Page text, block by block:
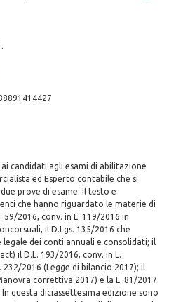
candidati agli esami di abilitazione
ed Esperto contabile che si
prove di esame. Il testo e
che hanno riguardato le materie di
59/2016, conv. in L. 119/2016 in
il D.Lgs. 135/2016 che
dei conti annuali e consolidati; il
il D.L. 193/2016, conv. in L.
2016 (Legge di bilancio 2017); il
correttiva 2017) e la L. 81/2017
questa diciassettesima edizione sono